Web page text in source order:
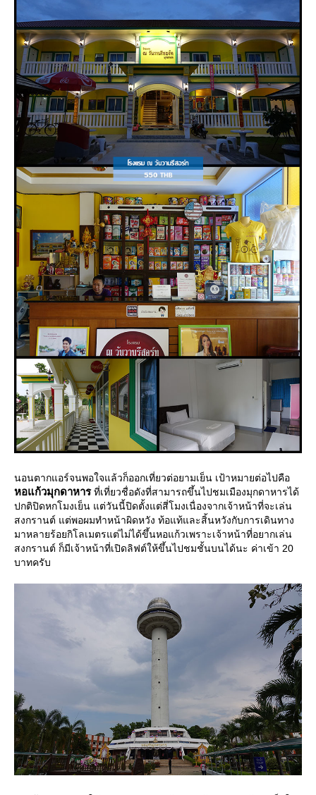
นอนตากแอร์จนพอใจแล้วก็ออกเที่ยวต่อยามเย็น เป้าหมายต่อไปคือ
หอแก้วมุกดาหารที่เที่ยวชื่อดังที่สามารถขึ้นไปชมเมืองมุกดาหารได้
ปกติปิดหกโมงเย็น แต่วันนี้ปิดตั้งแต่สี่โมงเนื่องจากเจ้าหน้าที่จะเล่น
สงกรานต์ แต่พอผมทำหน้าผิดหวัง ท้อแท้และสิ้นหวังกับการเดินทาง
มาหลายร้อยกิโลเมตรแต่ไม่ได้ขึ้นหอแก้วเพราะเจ้าหน้าที่อยากเล่น
สงกรานต์ ก็มีเจ้าหน้าที่เปิดลิฟต์ให้ขึ้นไปชมชั้นบนได้นะ ค่าเข้า 20
บาทครับ